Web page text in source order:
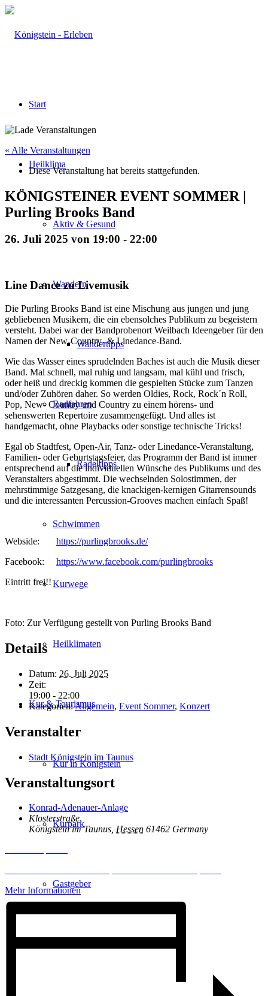
Start
Heilklima
Aktiv & Gesund
Wandern
Wandertipps
Radfahren
Radeltipps
Schwimmen
Kurwege
Heilklimaten
Kur & Tourismus
Kur in Königstein
Kurpark
Gastgeber
« Alle Veranstaltungen
Diese Veranstaltung hat bereits stattgefunden.
KÖNIGSTEINER EVENT SOMMER |
Purling Brooks Band
26. Juli 2025 von 19:00 - 22:00
Line Dance zu Livemusik
Die Purling Brooks Band ist eine Mischung aus jungen und jung
gebliebenen Musikern, die ein ebensolches Publikum zu begeistern
versteht. Dabei war der Bandprobenort Weilbach Ideengeber für den
Namen der New-Country- & Linedance-Band.
Wie das Wasser eines sprudelnden Baches ist auch die Musik dieser
Band. Mal schnell, mal ruhig und langsam, mal kühl und frisch,
oder heiß und dreckig kommen die gespielten Stücke zum Tanzen
und/oder Zuhören daher. So werden Oldies, Rock, Rock´n Roll,
Pop, New- Country und Country zu einem hörens- und
sehenswerten Repertoire zusammengefügt. Und alles ist
handgemacht, ohne Playbacks oder sonstige technische Tricks!
Egal ob Stadtfest, Open-Air, Tanz- oder Linedance-Veranstaltung,
Familien- oder Geburtstagsfeier, das Programm der Band ist immer
entsprechend auf die individuellen Wünsche des Publikums und des
Veranstalters abgestimmt. Die wechselnden Solostimmen, der
mehrstimmige Satzgesang, die knackigen-kernigen Gitarrensounds
und die interessanten Percussion-Grooves machen einfach Spaß!
Webside: https://purlingbrooks.de/
Facebook: https://www.facebook.com/purlingbrooks
Eintritt frei!!
Foto: Zur Verfügung gestellt von Purling Brooks Band
Details
Datum: 26. Juli 2025
Zeit:
19:00 - 22:00
Kategorien:Allgemein, Event Sommer, Konzert
Veranstalter
Stadt Königstein im Taunus
Veranstaltungsort
Konrad-Adenauer-Anlage
Klosterstraße
Königstein im Taunus, Hessen 61462 Germany
Mehr Informationen